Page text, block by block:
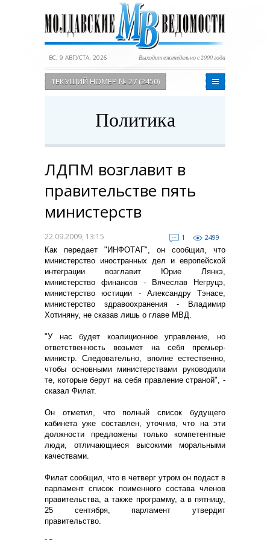
ВС, 9 АВГУСТА, 2026 Выходит еженедельно с 2000 года
ТЕКУЩИЙ НОМЕР № 27 (2450)
Политика
ЛДПМ возглавит в
правительстве пять
министерств
22.09.2009, 13:15 1
2499
Как передает "ИНФОТАГ", он сообщил, что
министерство иностранных дел и европейской
интеграции возглавит Юрие Лянкэ,
министерство финансов - Вячеслав Негруцэ,
министерство юстиции - Александру Тэнасе,
министерство здравоохранения - Владимир
Хотиняну, не сказав лишь о главе МВД.
"У нас будет коалиционное управление, но
ответственность возьмет на себя премьер-
министр. Следовательно, вполне естественно,
чтобы основными министерствами руководили
те, которые берут на себя правление страной", -
сказал Филат.
Он отметил, что полный список будущего
кабинета уже составлен, уточнив, что на эти
должности предложены только компетентные
люди, отличающиеся высокими моральными
качествами.
Филат сообщил, что в четверг утром он подаст в
парламент список поименного состава членов
правительства, а также программу, а в пятницу,
25 сентября, парламент утвердит
правительство.